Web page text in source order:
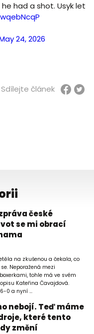
had a shot. Usyk let
24, 2026
Sdílejte článek
české
se mi obrací
na zkušenou a čekala, co
Neporažená mezi
tohle má ve svém
Kateřina Čavajdová.
0 a nyní ...
nebojí. Teď máme
které tento
změní